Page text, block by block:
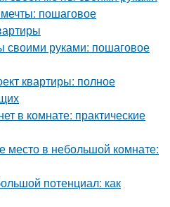
пошаговое
своими руками: пошаговое
квартиры: полное
в комнате: практические
место в небольшой комнате:
потенциал: как